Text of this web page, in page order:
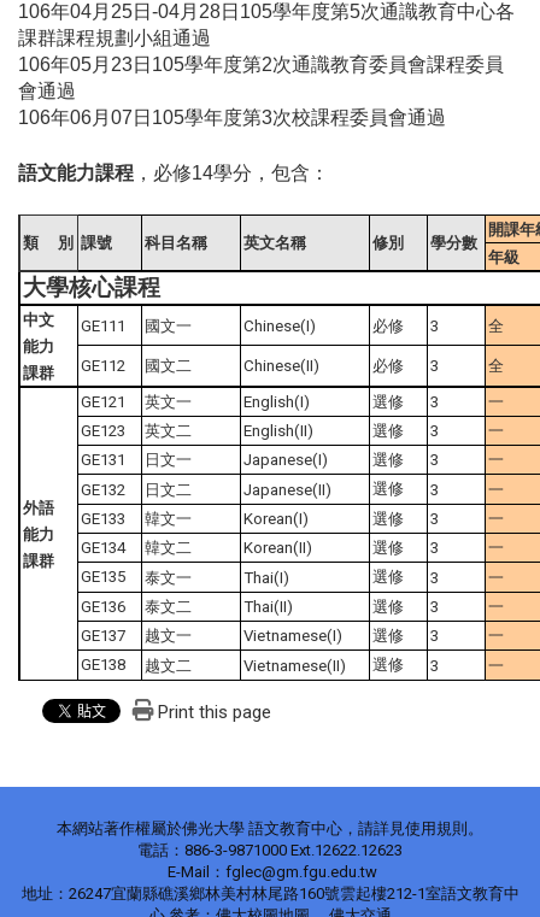
106年04月25日-04月28日105學年度第5次通識教育中心各
課群課程規劃小組通過
106年05月23日105學年度第2次通識教育委員會課程委員
會通過
106年06月07日105學年度第3次校課程委員會通過
語文能力課程 ，必修14學分，包含：
類 別 課號 科目名稱 英文名稱 修別 學分數
開課年
年級
大學核心課程
中文
能力
課群
GE111 國文一 Chinese(I) 必修 3 全
GE112 國文二 Chinese(II) 必修 3 全
外語
能力
課群
GE121 英文一 English(I) 選修 3
一
GE123
英文二 English(II) 選修 3
一
GE131
日文一 Japanese(I) 選修 3
一
GE132
日文二 Japanese(II) 選修 3
一
GE133
韓文一 Korean(I) 選修 3
一
GE134
韓文二 Korean(II) 選修 3
一
GE135
泰文一 Thai(I) 選修 3
一
GE136
泰文二 Thai(II) 選修 3
一
GE137
越文一 Vietnamese(I) 選修 3
一
GE138
越文二 Vietnamese(II) 選修 3 一
Print this page
本網站著作權屬於佛光大學 語文教育中心，請詳見使用規則。
電話：886-3-9871000 Ext.12622.12623
E-Mail：fglec@gm.fgu.edu.tw
地址：26247宜蘭縣礁溪鄉林美村林尾路160號雲起樓212-1室語文教育中